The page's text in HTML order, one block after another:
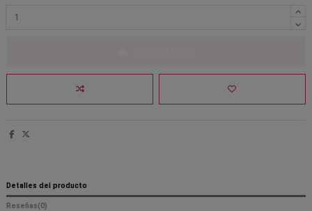
Detalles del producto
Reseñas(0)